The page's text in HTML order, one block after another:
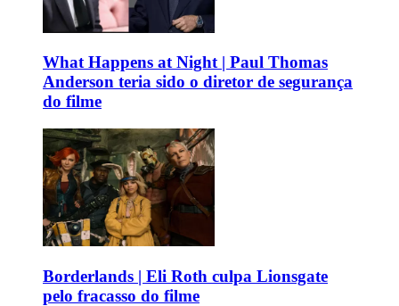
What Happens at Night | Paul Thomas
Anderson teria sido o diretor de segurança
do filme
Borderlands | Eli Roth culpa Lionsgate
pelo fracasso do filme